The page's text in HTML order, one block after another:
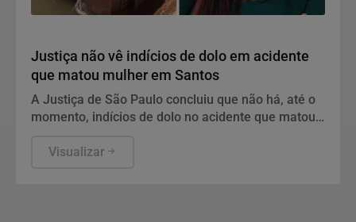
Justiça não vê indícios de dolo em acidente
que matou mulher em Santos
A Justiça de São Paulo concluiu que não há, até o
momento, indícios de dolo no acidente que matou
Visualizar